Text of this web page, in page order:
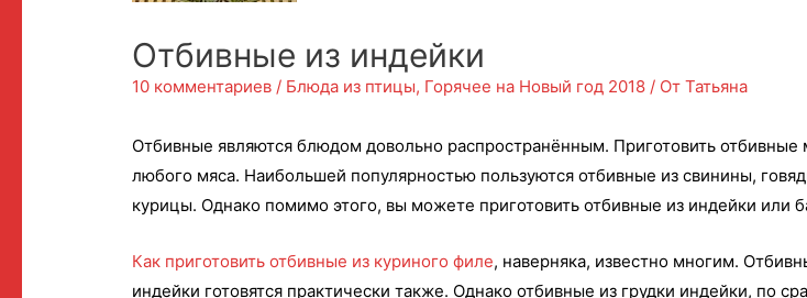
Отбивные из индейки
10 комментариев / Блюда из птицы, Горячее на Новый год 2018 / ОтТатьяна
Отбивные являются блюдом довольно распространённым. Приготовить отбивные
любого мяса. Наибольшей популярностью пользуются отбивные из свинины,
курицы. Однако помимо этого, вы можете приготовить отбивные из индейки или
Как приготовить отбивные из куриного филе, наверняка, известно многим.
индейки готовятся практически также. Однако отбивные из грудки индейки, по